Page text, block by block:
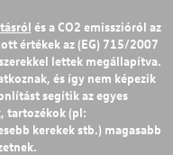
és a CO2 emisszióról az
értékek az (EG) 715/2007
lettek megállapítva.
és így nem képezik
segítik az egyes
tartozékok (pl:
kerekek stb.) magasabb